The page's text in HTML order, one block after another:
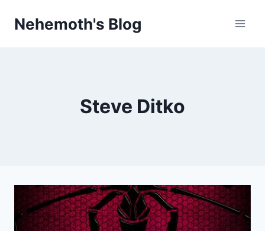
Nehemoth's Blog
Steve Ditko